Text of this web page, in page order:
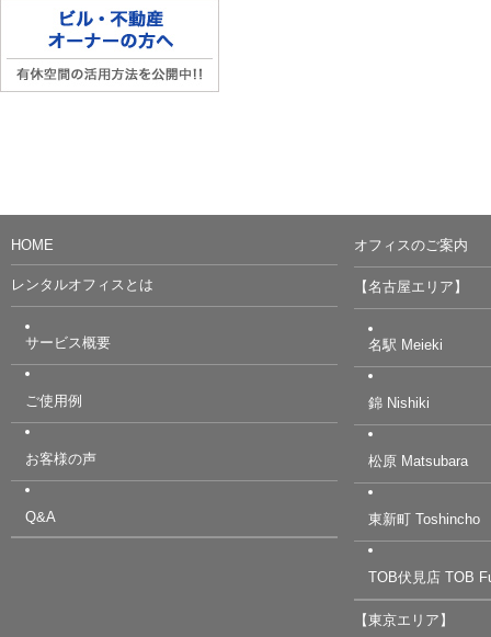
HOME
レンタルオフィスとは
サービス概要
ご使用例
お客様の声
Q&A
オフィスのご案内
【名古屋エリア】
名駅 Meieki
錦 Nishiki
松原 Matsubara
東新町 Toshincho
TOB伏見店 TOB
【東京エリア】